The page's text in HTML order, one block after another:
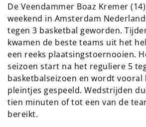
De Veendammer Boaz Kremer
weekend in Amsterdam
tegen 3 basketbal geworden.
kwamen de beste teams uit het
een reeks plaatsingstoernooien.
seizoen start na het reguliere 5
basketbalseizoen en wordt vooral
pleintjes gespeeld. Wedstrijden
tien minuten of tot een van de
bereikt.